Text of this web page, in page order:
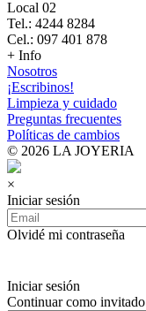
Local 02
Tel.: 4244 8284
Cel.: 097 401 878
+ Info
Nosotros
¡Escribinos!
Limpieza y cuidado
Preguntas frecuentes
Políticas de cambios
© 2026 LA JOYERIA
×
Iniciar sesión
Olvidé mi contraseña
Iniciar sesión
Continuar como invitado